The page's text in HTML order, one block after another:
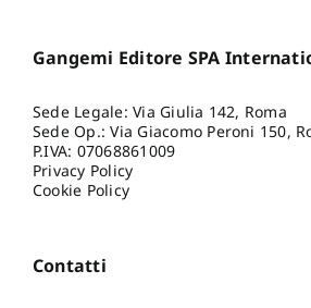
Gangemi Editore SPA
Sede Legale: Via Giulia 142, Roma
Sede Op.: Via Giacomo Peroni 150,
P.IVA: 07068861009
Privacy Policy
Cookie Policy
Contatti